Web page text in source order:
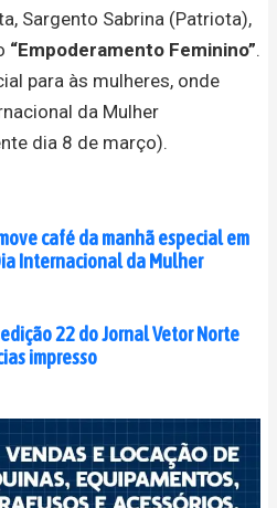
Sargento Sabrina (Patriota),
“Empoderamento Feminino”.
para às mulheres, onde
da Mulher
dia 8 de março).
café da manhã especial em
Internacional da Mulher
22 do Jornal Vetor Norte
impresso